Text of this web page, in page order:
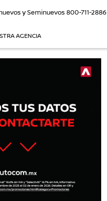
y Seminuevos800-711-2886
AGENCIA